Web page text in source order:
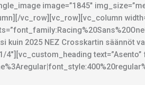
image=”1845″
vc_row][vc_row][vc_column
kuin 2025 NEZ Crosskartin säännöt